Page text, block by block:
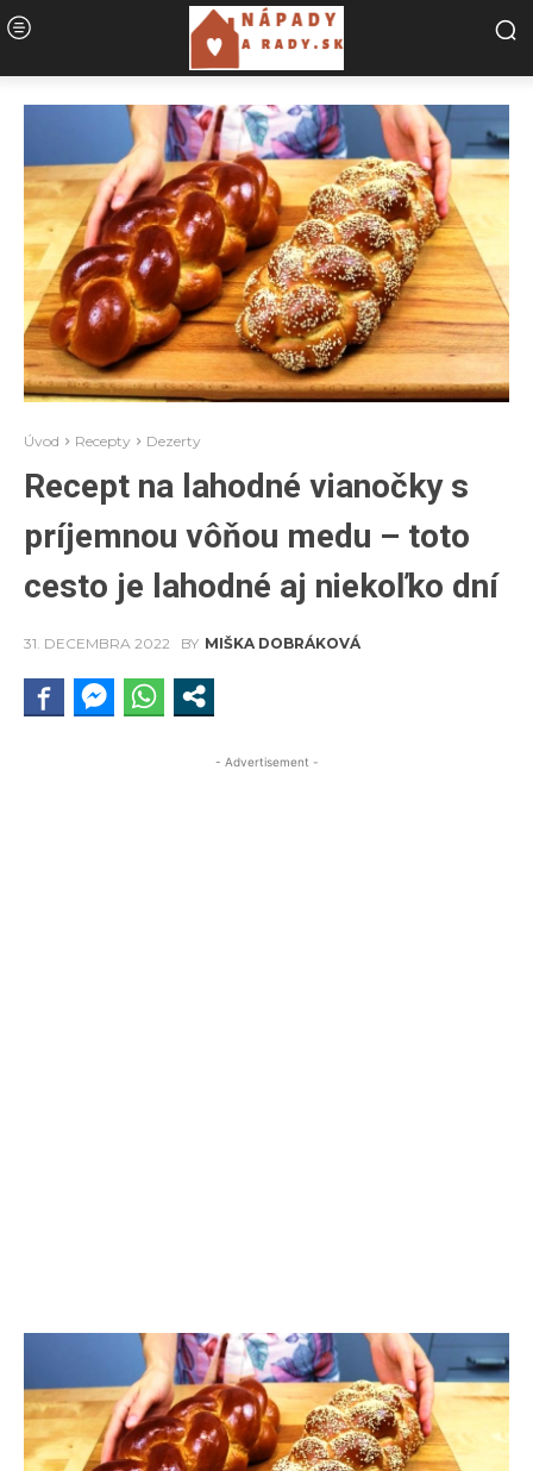
Úvod Recepty Dezerty
Recept na lahodné vianočky s
príjemnou vôňou medu – toto
cesto je lahodné aj niekoľko dní
31. DECEMBRA 2022 BY MIŠKA DOBRÁKOVÁ
- Advertisement -